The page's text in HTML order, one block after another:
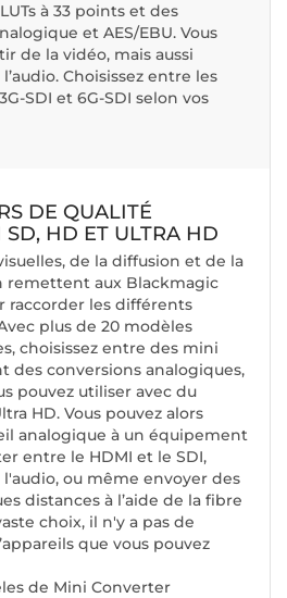
à 33 points et des
et AES/EBU. Vous
de la vidéo, mais aussi
Choisissez entre les
SDI et 6G-SDI selon vos
DE QUALITÉ
HD ET ULTRA HD
de la diffusion et de la
remettent aux Blackmagic
raccorder les différents
plus de 20 modèles
choisissez entre des mini
des conversions analogiques,
pouvez utiliser avec du
HD. Vous pouvez alors
analogique à un équipement
entre le HDMI et le SDI,
ou même envoyer des
distances à l’aide de la fibre
choix, il n'y a pas de
que vous pouvez
de Mini Converter